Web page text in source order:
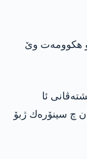
هكوومه‌ت وێ
ئا
چ سینۆره‌ك ژبۆ